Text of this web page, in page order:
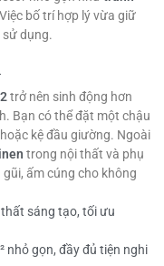
bố trí hợp lý vừa giữ
dụng.
trở nên sinh động hơn
Bạn có thể đặt một chậu
kệ đầu giường. Ngoài
trong nội thất và phụ
ấm cúng cho không
sáng tạo, tối ưu
nhỏ gọn, đầy đủ tiện nghi